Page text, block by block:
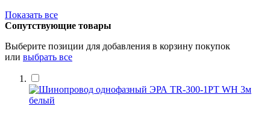
Показать все
Сопутствующие товары
Выберите позиции для добавления в корзину покупок
или выбрать все